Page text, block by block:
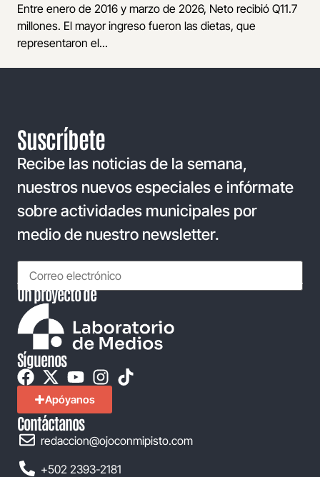
Entre enero de 2016 y marzo de 2026, Neto recibió Q11.7
millones. El mayor ingreso fueron las dietas, que
representaron el...
Suscríbete
Recibe las noticias de la semana,
nuestros nuevos especiales e infórmate
sobre actividades municipales por
medio de nuestro newsletter.
Un proyecto de
Síguenos
Apóyanos
Contáctanos
redaccion@ojoconmipisto.com
+502 2393-2181